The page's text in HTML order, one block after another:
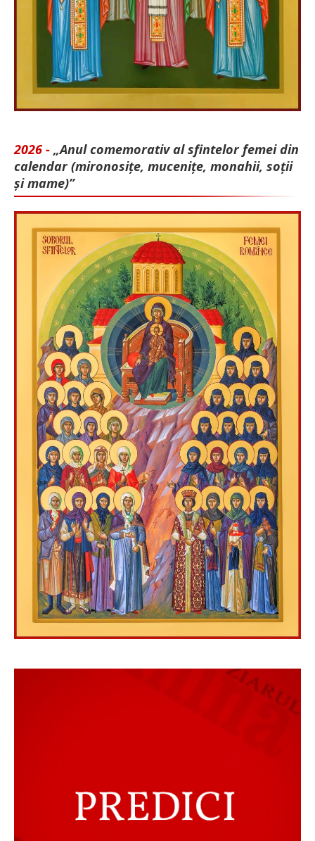
2026 - „Anul comemorativ al sfintelor femei din
calendar (mironosițe, mu­cenițe, monahii, soții
și mame)”